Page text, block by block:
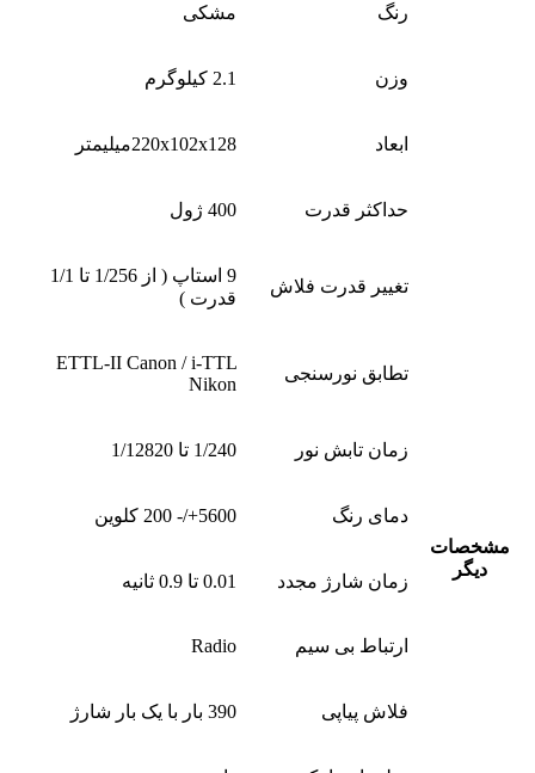
مشخصات
دیگر
رنگ مشکی
وزن 2.1 کیلوگرم
ابعاد 220x102x128میلیمتر
حداکثر قدرت 400 ژول
تغییر قدرت فلاش
9 استاپ ( از 1/256 تا 1/1
قدرت )
تطابق نورسنجی
ETTL-II Canon / i-TTL
Nikon
زمان تابش نور 1/240 تا 1/12820
دمای رنگ 5600+/- 200 کلوین
زمان شارژ مجدد 0.01 تا 0.9 ثانیه
ارتباط بی سیم Radio
فلاش پیاپی 390 بار با یک بار شارژ